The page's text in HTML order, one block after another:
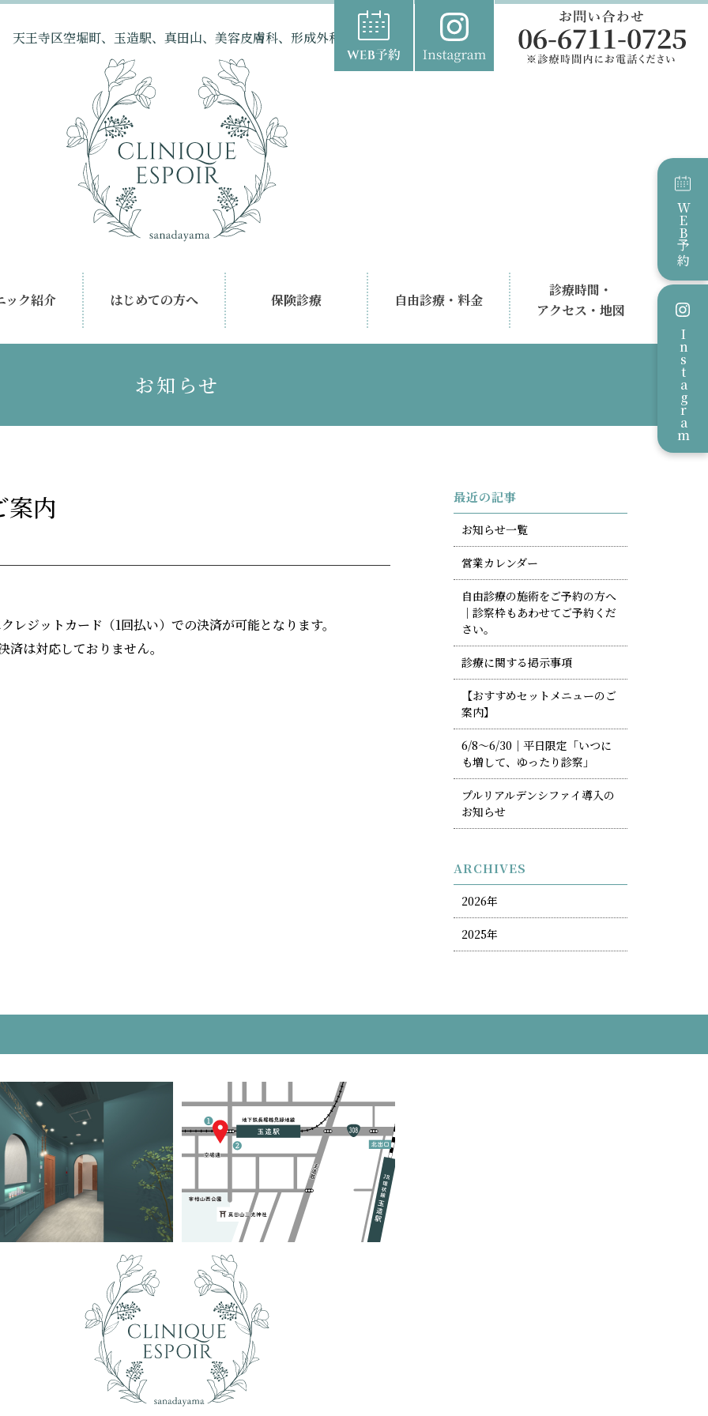
天王寺区空堀町、玉造駅、真田山、美容皮膚科、形成外科
ック紹介 はじめての方へ 保険診療 自由診療・料金
診療時間・
アクセス・地図
WEB
予約
Instagram
お知らせ
案内
ジットカード（1回払い）での決済が可能となります。
は対応しておりません。
最近の記事
お知らせ一覧
営業カレンダー
自由診療の施術をご予約の方へ
｜診察枠もあわせてご予約くだ
さい。
診療に関する掲示事項
【おすすめセットメニューのご
案内】
6/8〜6/30｜平日限定「いつに
も増して、ゆったり診察」
プルリアルデンシファイ導入の
お知らせ
ARCHIVES
2026年
2025年